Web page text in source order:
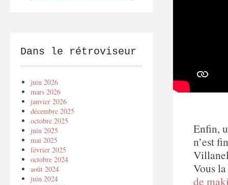
Dans le rétroviseur
juin 2026
mars 2026
janvier 2026
décembre 2025
octobre 2025
juin 2025
mai 2025
février 2025
octobre 2024
août 2024
juin 2024
Enfin,
n’est
Vous
de